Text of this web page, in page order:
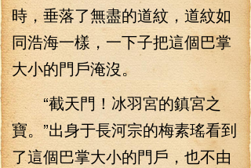
時，垂落了無盡的道紋，道紋如
同浩海一樣，一下子把這個巴掌
大小的門戶淹沒。
“截天門！冰羽宮的鎮宮之
寶。”出身于長河宗的梅素瑤看到
了這個巴掌大小的門戶，也不由